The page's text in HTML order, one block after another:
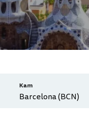
Kam